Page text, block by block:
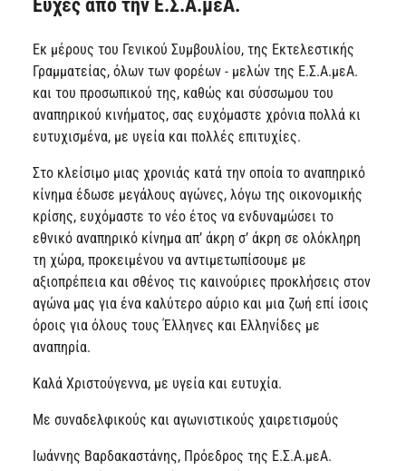
Ευχές από την Ε.Σ.Α.μεΑ.
Εκ μέρους του Γενικού Συμβουλίου, της Εκτελεστικής
Γραμματείας, όλων των φορέων - μελών της Ε.Σ.Α.μεΑ.
και του προσωπικού της, καθώς και σύσσωμου του
αναπηρικού κινήματος, σας ευχόμαστε χρόνια πολλά κι
ευτυχισμένα, με υγεία και πολλές επιτυχίες.
Στο κλείσιμο μιας χρονιάς κατά την οποία το αναπηρικό
κίνημα έδωσε μεγάλους αγώνες, λόγω της οικονομικής
κρίσης, ευχόμαστε το νέο έτος να ενδυναμώσει το
εθνικό αναπηρικό κίνημα απ’ άκρη σ’ άκρη σε ολόκληρη
τη χώρα, προκειμένου να αντιμετωπίσουμε με
αξιοπρέπεια και σθένος τις καινούριες προκλήσεις στον
αγώνα μας για ένα καλύτερο αύριο και μια ζωή επί ίσοις
όροις για όλους τους Έλληνες και Ελληνίδες με
αναπηρία.
Καλά Χριστούγεννα, με υγεία και ευτυχία.
Με συναδελφικούς και αγωνιστικούς χαιρετισμούς
Ιωάννης Βαρδακαστάνης, Πρόεδρος της Ε.Σ.Α.μεΑ.